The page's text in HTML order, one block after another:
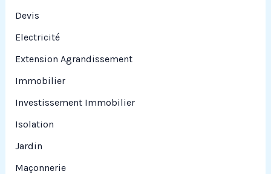
Devis
Electricité
Extension Agrandissement
Immobilier
Investissement Immobilier
Isolation
Jardin
Maçonnerie